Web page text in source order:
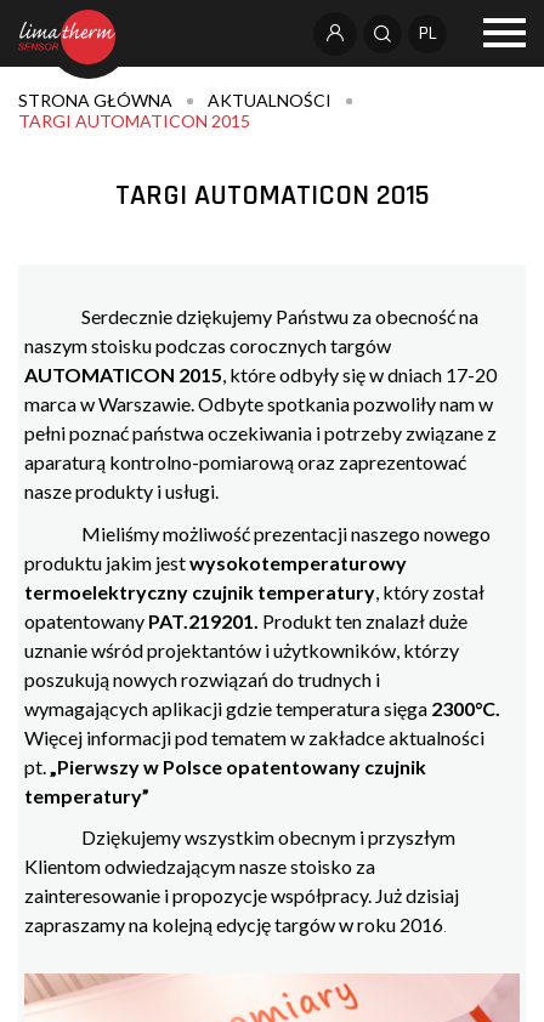
PL
STRONA GŁÓWNA
AKTUALNOŚCI
TARGI AUTOMATICON 2015
TARGI AUTOMATICON 2015
Serdecznie dziękujemy Państwu za obecność na
naszym stoisku podczas corocznych targów
AUTOMATICON 2015, które odbyły się w dniach 17-20
marca w Warszawie. Odbyte spotkania pozwoliły nam w
pełni poznać państwa oczekiwania i potrzeby związane z
aparaturą kontrolno-pomiarową oraz zaprezentować
nasze produkty i usługi.
Mieliśmy możliwość prezentacji naszego nowego
produktu jakim jestwysokotemperaturowy
termoelektryczny czujnik temperatury , który został
opatentowany PAT.219201. Produkt ten znalazł duże
uznanie wśród projektantów i użytkowników, którzy
poszukują nowych rozwiązań do trudnych i
wymagających aplikacji gdzie temperatura sięga 2300°C.
Więcej informacji pod tematem w zakładce aktualności
pt.
„Pierwszy w Polsce opatentowany czujnik
temperatury”
Dziękujemy wszystkim obecnym i przyszłym
Klientom odwiedzającym nasze stoisko za
zainteresowanie i propozycje współpracy. Już dzisiaj
zapraszamy na kolejną edycję targów w roku 2016